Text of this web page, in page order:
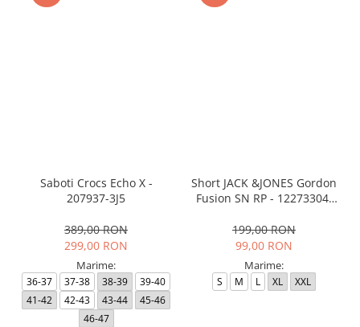
Saboti Crocs Echo X -
207937-3J5
389,00 RON
299,00 RON
Marime:
36-37 37-38 38-39
39-40
41-42
42-43 43-44
45-46
46-47
Short JACK &JONES Gordon
Fusion SN RP - 12273304-
199,00 RON
99,00 RON
Marime:
S M L XL XXL